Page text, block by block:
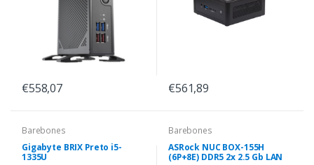
€558,07 €561,89
Barebones
Gigabyte BRIX Preto i5-
1335U
Barebones
ASRock NUC BOX-155H
(6P+8E) DDR5 2x 2.5 Gb LAN